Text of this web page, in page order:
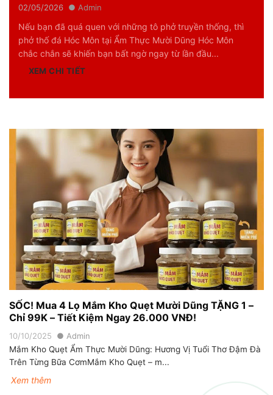
02/05/2026 Admin
Nếu bạn đã quá quen với những tô phở truyền thống, thì
phở thố đá Hóc Môn tại Ẩm Thực Mười Dũng Hóc Môn
chắc chắn sẽ khiến bạn bất ngờ ngay từ lần đầu...
XEM CHI TIẾT
SỐC! Mua 4 Lọ Mắm Kho Quẹt Mười Dũng TẶNG 1 –
Chỉ 99K – Tiết Kiệm Ngay 26.000 VNĐ!
10/10/2025
Admin
Mắm Kho Quẹt Ẩm Thực Mười Dũng: Hương Vị Tuổi Thơ Đậm Đà
Trên Từng Bữa CơmMắm Kho Quẹt – m...
Xem thêm